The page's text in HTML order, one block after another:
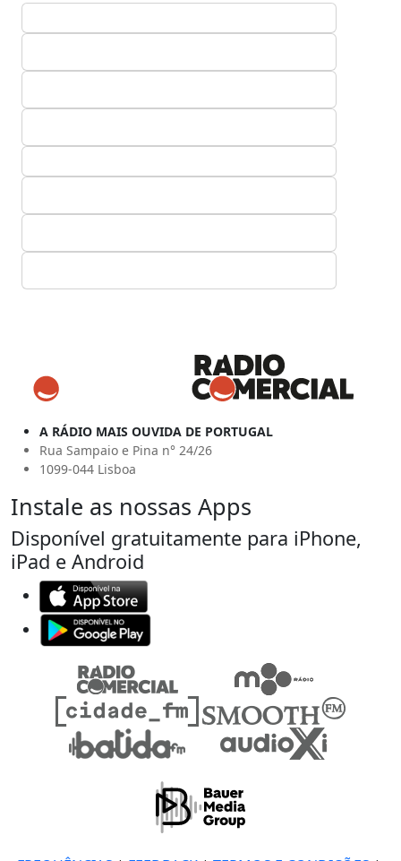
A RÁDIO MAIS OUVIDA DE PORTUGAL
Rua Sampaio e Pina n° 24/26
1099-044 Lisboa
Instale as nossas Apps
Disponível gratuitamente para iPhone,
iPad e Android